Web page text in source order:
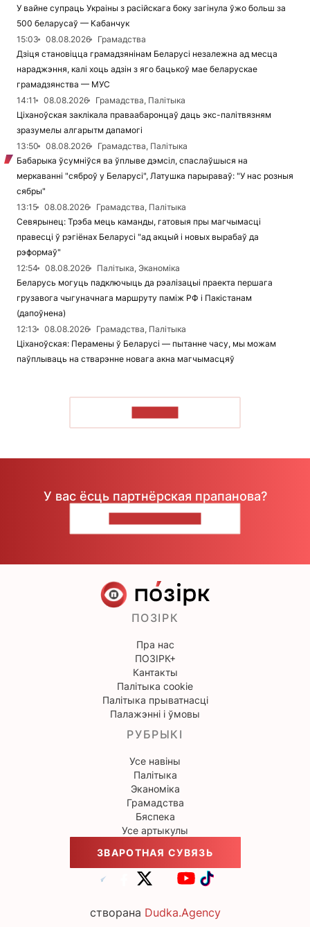
У вайне супраць Украіны з расійскага боку загінула ўжо больш за
500 беларусаў — Кабанчук
15:03
08.08.2026
Грамадства
Дзіця становіцца грамадзянінам Беларусі незалежна ад месца
нараджэння, калі хоць адзін з яго бацькоў мае беларускае
грамадзянства — МУС
14:11
08.08.2026
Грамадства, Палітыка
Ціханоўская заклікала праваабаронцаў даць экс-палітвязням
зразумелы алгарытм дапамогі
13:50
08.08.2026
Грамадства, Палітыка
Бабарыка ўсумніўся ва ўплыве дэмсіл, спаслаўшыся на
меркаванні "сяброў у Беларусі", Латушка парыраваў: "У нас розныя
сябры"
13:15
08.08.2026
Грамадства, Палітыка
Севярынец: Трэба мець каманды, гатовыя пры магчымасці
правесці ў рэгіёнах Беларусі "ад акцый і новых вырабаў да
рэформаў"
12:54
08.08.2026
Палітыка, Эканоміка
Беларусь могуць падключыць да рэалізацыі праекта першага
грузавога чыгуначнага маршруту паміж РФ і Пакістанам
(дапоўнена)
12:13
08.08.2026
Грамадства, Палітыка
Ціханоўская: Перамены ў Беларусі — пытанне часу, мы можам
паўплываць на стварэнне новага акна магчымасцяў
У вас ёсць партнёрская прапанова?
ПОЗІРК
Пра нас
ПОЗІРК+
Кантакты
Палітыка cookie
Палітыка прыватнасці
Палажэнні і ўмовы
РУБРЫКІ
Усе навіны
Палітыка
Эканоміка
Грамадства
Бяспека
Усе артыкулы
ЗВАРОТНАЯ СУВЯЗЬ
створана Dudka.Agency